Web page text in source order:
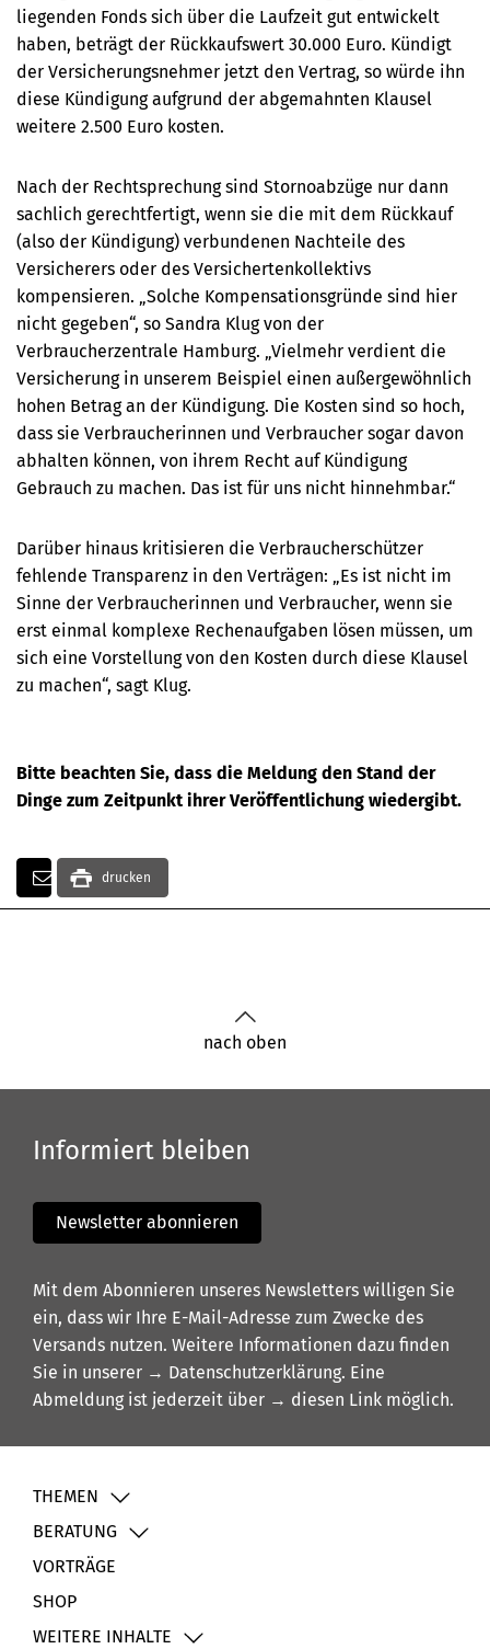
liegenden Fonds sich über die Laufzeit gut entwickelt
haben, beträgt der Rückkaufswert 30.000 Euro. Kündigt
der Versicherungsnehmer jetzt den Vertrag, so würde ihn
diese Kündigung aufgrund der abgemahnten Klausel
weitere 2.500 Euro kosten.
Nach der Rechtsprechung sind Stornoabzüge nur dann
sachlich gerechtfertigt, wenn sie die mit dem Rückkauf
(also der Kündigung) verbundenen Nachteile des
Versicherers oder des Versichertenkollektivs
kompensieren. „Solche Kompensationsgründe sind hier
nicht gegeben“, so Sandra Klug von der
Verbraucherzentrale Hamburg. „Vielmehr verdient die
Versicherung in unserem Beispiel einen außergewöhnlich
hohen Betrag an der Kündigung. Die Kosten sind so hoch,
dass sie Verbraucherinnen und Verbraucher sogar davon
abhalten können, von ihrem Recht auf Kündigung
Gebrauch zu machen. Das ist für uns nicht hinnehmbar.“
Darüber hinaus kritisieren die Verbraucherschützer
fehlende Transparenz in den Verträgen: „Es ist nicht im
Sinne der Verbraucherinnen und Verbraucher, wenn sie
erst einmal komplexe Rechenaufgaben lösen müssen, um
sich eine Vorstellung von den Kosten durch diese Klausel
zu machen“, sagt Klug.
Bitte beachten Sie, dass die Meldung den Stand der
Dinge zum Zeitpunkt ihrer Veröffentlichung wiedergibt.
drucken
nach oben
Informiert bleiben
Newsletter abonnieren
Mit dem Abonnieren unseres Newsletters willigen Sie
ein, dass wir Ihre E-Mail-Adresse zum Zwecke des
Versands nutzen. Weitere Informationen dazu finden
Sie in unserer → Datenschutzerklärung. Eine
Abmeldung ist jederzeit über → diesen Link möglich.
THEMEN
BERATUNG
VORTRÄGE
SHOP
WEITERE INHALTE